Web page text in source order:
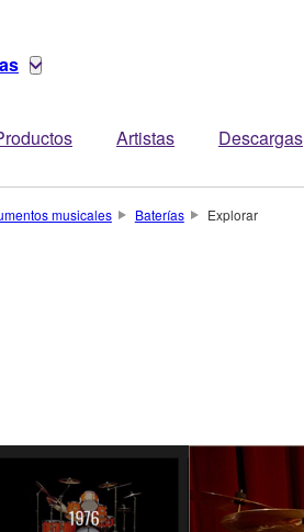
Artistas Descargas
musicales Baterías Explorar